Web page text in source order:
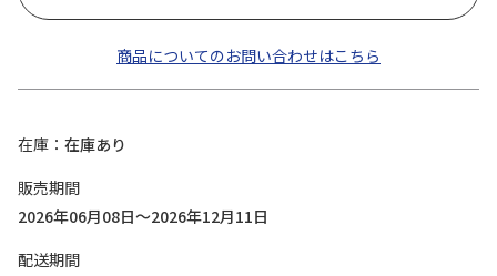
商品についてのお問い合わせはこちら
在庫
在庫あり
販売期間
2026年06月08日～2026年12月11日
配送期間